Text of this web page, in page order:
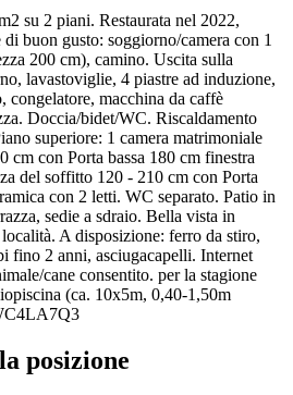
su 2 piani. Restaurata nel 2022,
buon gusto: soggiorno/camera con 1
200 cm), camino. Uscita sulla
lavastoviglie, 4 piastre ad induzione,
congelatore, macchina da caffè
Doccia/bidet/WC. Riscaldamento
superiore: 1 camera matrimoniale
cm con Porta bassa 180 cm finestra
del soffitto 120 - 210 cm con Porta
con 2 letti. WC separato. Patio in
sedie a sdraio. Bella vista in
A disposizione: ferro da stiro,
fino 2 anni, asciugacapelli. Internet
cane consentito. per la stagione
(ca. 10x5m, 0,40-1,50m
posizione